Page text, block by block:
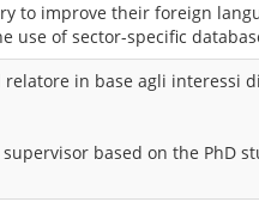
to improve their foreign
use of sector-specific
in base agli interessi
based on the PhD